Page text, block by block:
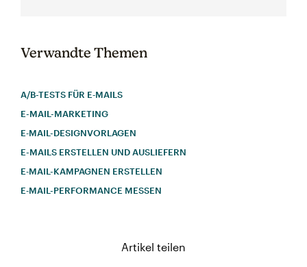
Verwandte Themen
A/B-TESTS FÜR E‑MAILS
E-MAIL-MARKETING
E‑MAIL-DESIGNVORLAGEN
E-MAILS ERSTELLEN UND AUSLIEFERN
E‑MAIL-KAMPAGNEN ERSTELLEN
E‑MAIL-PERFORMANCE MESSEN
Artikel teilen